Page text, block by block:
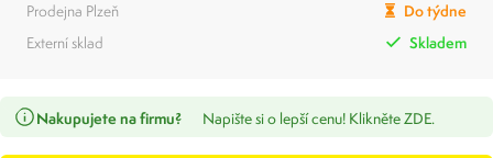
Prodejna Plzeň
Do týdne
Externí sklad
Skladem
Nakupujete na firmu? Napište si o lepší cenu! Klikněte ZDE.